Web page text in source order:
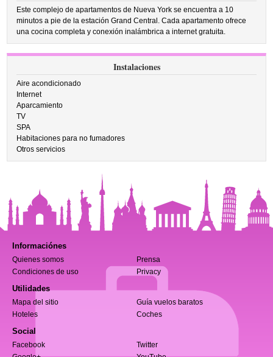
Este complejo de apartamentos de Nueva York se encuentra a 10
minutos a pie de la estación Grand Central. Cada apartamento ofrece
una cocina completa y conexión inalámbrica a internet gratuita.
Instalaciones
Aire acondicionado
Internet
Aparcamiento
TV
SPA
Habitaciones para no fumadores
Otros servicios
Informaciónes
Quienes somos
Prensa
Condiciones de uso
Privacy
Utilidades
Mapa del sitio
Guía vuelos baratos
Hoteles
Coches
Social
Facebook
Twitter